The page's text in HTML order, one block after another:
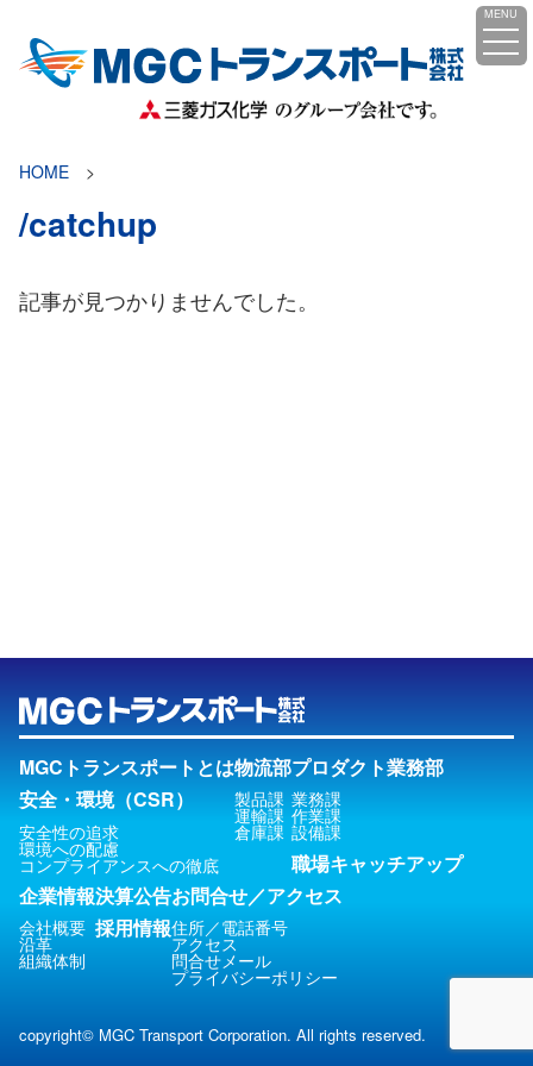
MENU
HOME
/catchup
記事が見つかりませんでした。
MGCトランスポートとは
安全・環境（CSR）
安全性の追求
環境への配慮
コンプライアンスへの徹底
物流部
製品課
運輸課
倉庫課
プロダクト業務部
業務課
作業課
設備課
職場キャッチアップ
企業情報
会社概要
沿革
組織体制
決算公告
採用情報
お問合せ／アクセス
住所／電話番号
アクセス
問合せメール
プライバシーポリシー
copyright© MGC Transport Corporation. All rights reserved.